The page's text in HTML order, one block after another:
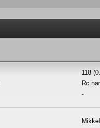
118
Rc
-